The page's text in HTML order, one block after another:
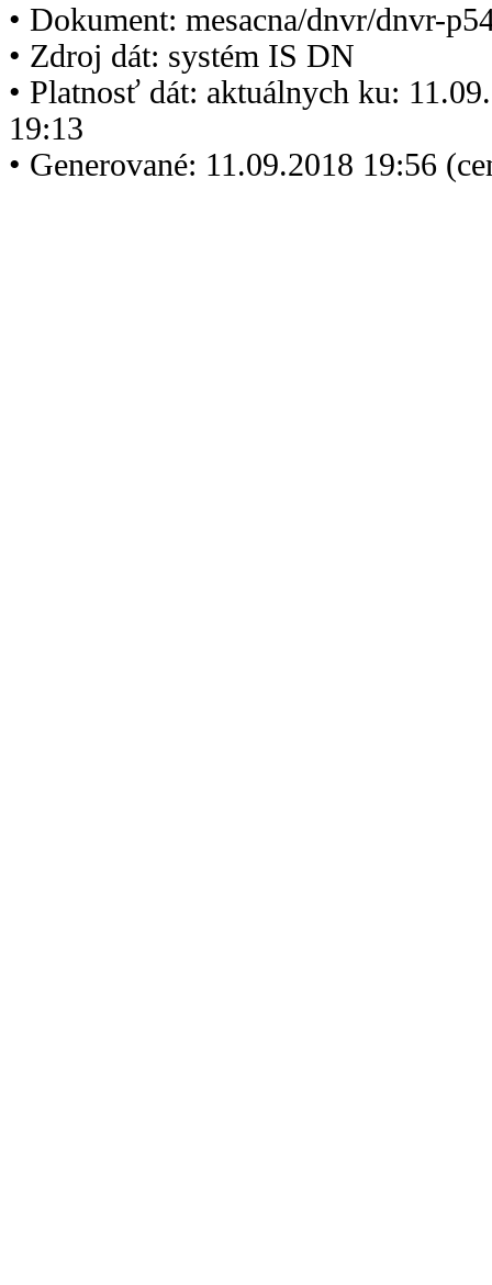
• Dokument: mesacna/dnvr/dnvr-
• Zdroj dát: systém IS DN
• Platnosť dát: aktuálnych ku:
19:13
• Generované: 11.09.2018 19:56